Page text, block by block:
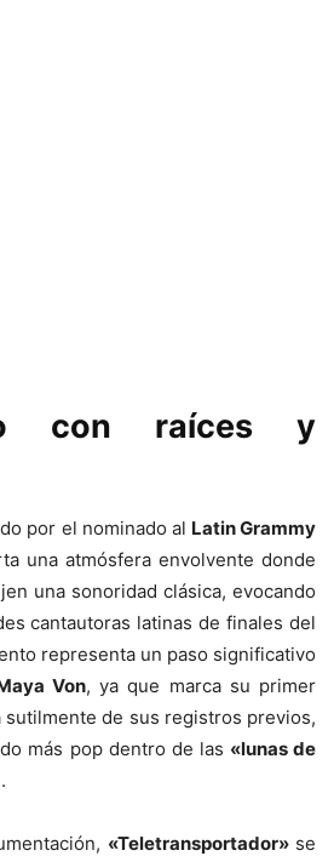
con raíces y
por el nominado al Latin Grammy
una atmósfera envolvente donde
una sonoridad clásica, evocando
cantautoras latinas de finales del
representa un paso significativo
Von, ya que marca su primer
de sus registros previos,
más pop dentro de las «lunas de
«Teletransportador»se